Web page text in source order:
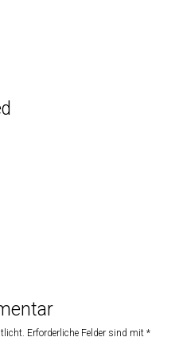
Erforderliche Felder sind mit *